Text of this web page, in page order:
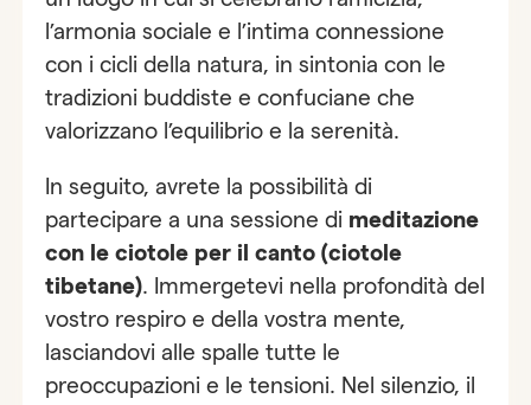
l’armonia sociale e l’intima connessione
con i cicli della natura, in sintonia con le
tradizioni buddiste e confuciane che
valorizzano l’equilibrio e la serenità.
In seguito, avrete la possibilità di
partecipare a una sessione di meditazione
con le ciotole per il canto (ciotole
tibetane). Immergetevi nella profondità del
vostro respiro e della vostra mente,
lasciandovi alle spalle tutte le
preoccupazioni e le tensioni. Nel silenzio, il